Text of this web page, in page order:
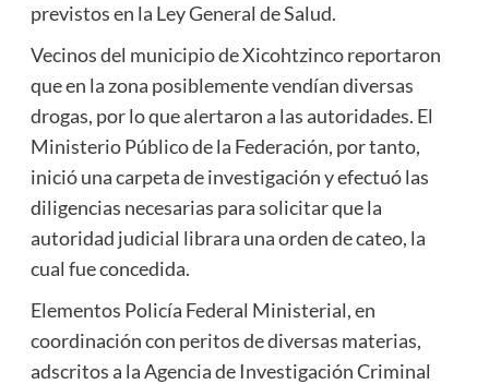
previstos en la Ley General de Salud.
Vecinos del municipio de Xicohtzinco reportaron
que en la zona posiblemente vendían diversas
drogas, por lo que alertaron a las autoridades. El
Ministerio Público de la Federación, por tanto,
inició una carpeta de investigación y efectuó las
diligencias necesarias para solicitar que la
autoridad judicial librara una orden de cateo, la
cual fue concedida.
Elementos Policía Federal Ministerial, en
coordinación con peritos de diversas materias,
adscritos a la Agencia de Investigación Criminal